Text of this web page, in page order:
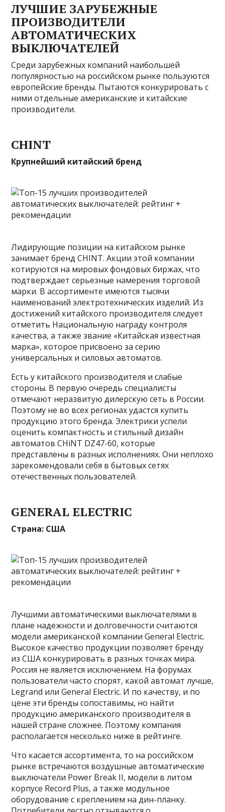
ЛУЧШИЕ ЗАРУБЕЖНЫЕ
ПРОИЗВОДИТЕЛИ
АВТОМАТИЧЕСКИХ
ВЫКЛЮЧАТЕЛЕЙ
Среди зарубежных компаний наибольшей
популярностью на российском рынке пользуются
европейские бренды. Пытаются конкурировать с
ними отдельные американские и китайские
производители.
CHINT
Крупнейший китайский бренд
Лидирующие позиции на китайском рынке
занимает бренд CHINT. Акции этой компании
котируются на мировых фондовых биржах, что
подтверждает серьезные намерения торговой
марки. В ассортименте имеются тысячи
наименований электротехнических изделий. Из
достижений китайского производителя следует
отметить Национальную награду контроля
качества, а также звание «Китайская известная
марка», которое присвоено за серию
универсальных и силовых автоматов.
Есть у китайского производителя и слабые
стороны. В первую очередь специалисты
отмечают неразвитую дилерскую сеть в России.
Поэтому не во всех регионах удастся купить
продукцию этого бренда. Электрики успели
оценить компактность и стильный дизайн
автоматов CHiNT DZ47-60, которые
представлены в разных исполнениях. Они неплохо
зарекомендовали себя в бытовых сетях
отечественных пользователей.
GENERAL ELECTRIC
Страна: США
Лучшими автоматическими выключателями в
плане надежности и долговечности считаются
модели американской компании General Electric.
Высокое качество продукции позволяет бренду
из США конкурировать в разных точках мира.
Россия не является исключением. На форумах
пользователи часто спорят, какой автомат лучше,
Legrand или General Electric. И по качеству, и по
цене эти бренды сопоставимы, но найти
продукцию американского производителя в
нашей стране сложнее. Поэтому компания
располагается несколько ниже в рейтинге.
Что касается ассортимента, то на российском
рынке встречаются воздушные автоматические
выключатели Power Break II, модели в литом
корпусе Record Plus, а также модульное
оборудование с креплением на дин-планку.